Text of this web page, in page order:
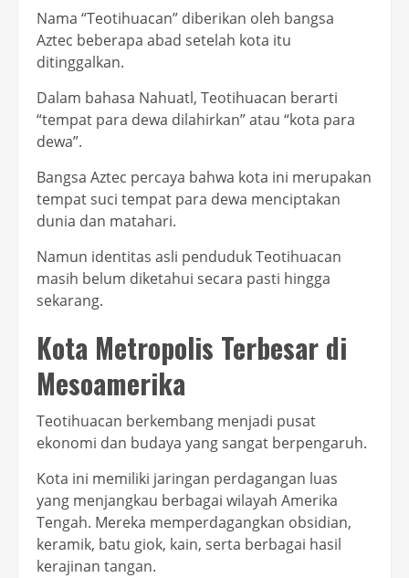
Nama “Teotihuacan” diberikan oleh bangsa
Aztec beberapa abad setelah kota itu
ditinggalkan.
Dalam bahasa Nahuatl, Teotihuacan berarti
“tempat para dewa dilahirkan” atau “kota para
dewa”.
Bangsa Aztec percaya bahwa kota ini merupakan
tempat suci tempat para dewa menciptakan
dunia dan matahari.
Namun identitas asli penduduk Teotihuacan
masih belum diketahui secara pasti hingga
sekarang.
Kota Metropolis Terbesar di
Mesoamerika
Teotihuacan berkembang menjadi pusat
ekonomi dan budaya yang sangat berpengaruh.
Kota ini memiliki jaringan perdagangan luas
yang menjangkau berbagai wilayah Amerika
Tengah. Mereka memperdagangkan obsidian,
keramik, batu giok, kain, serta berbagai hasil
kerajinan tangan.